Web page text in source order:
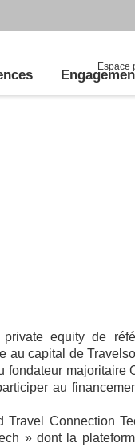
Espace
equity de
au capital de
majoritaire
au
Travel Connection
» dont la